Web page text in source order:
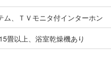
ム、ＴＶモニタ付インターホン
畳以上、浴室乾燥機あり